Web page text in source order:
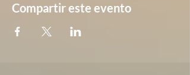
Compartir este evento